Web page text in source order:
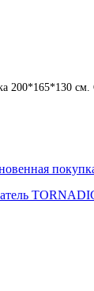
200*165*130 см.